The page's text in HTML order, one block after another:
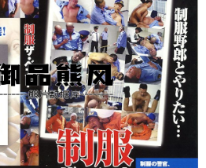
ベスト
100熊币 已有52人支付 登录